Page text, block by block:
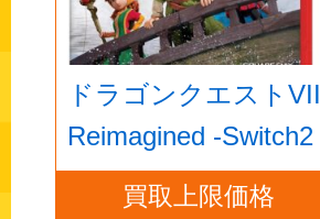
ドラゴンクエストVII
Reimagined -Switch2
買取上限価格